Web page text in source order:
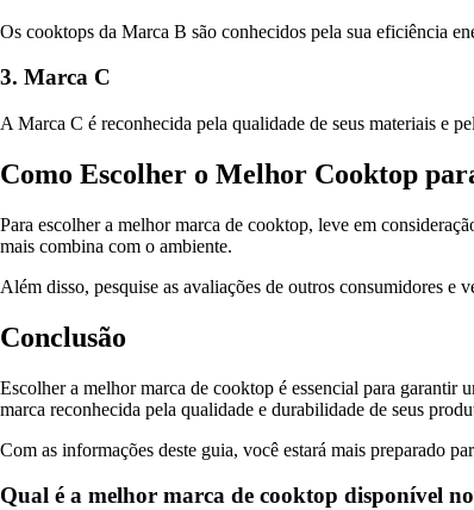
Os cooktops da Marca B são conhecidos pela sua eficiência
3. Marca C
A Marca C é reconhecida pela qualidade de seus materiais e
Como Escolher o Melhor Cooktop
Para escolher a melhor marca de cooktop, leve em
mais combina com o ambiente.
Além disso, pesquise as avaliações de outros consumidores e
Conclusão
Escolher a melhor marca de cooktop é essencial para garantir
marca reconhecida pela qualidade e durabilidade de seus
Com as informações deste guia, você estará mais preparado
Qual é a melhor marca de cooktop disponível